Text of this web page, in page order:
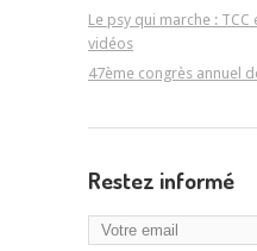
Le psy qui marche :
vidéos
47ème congrès annuel
Restez informé